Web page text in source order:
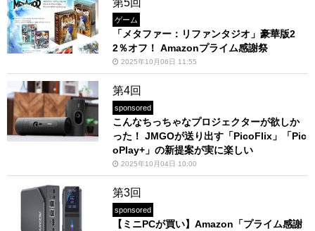
ゲーム
「メタファー：リファンタジオ」豪華版2
2％オフ！ Amazonプライム感謝祭
2025年10月06日 11:55
第4回
sponsored
こんなちっちゃなプロジェクターが欲しか
った！ JMGOが送り出す「PicoFlix」「Pic
oPlay+」の新提案が実に楽しい
2025年10月04日 10:00
第3回
sponsored
【ミニPCが買い】Amazon「プライム感謝